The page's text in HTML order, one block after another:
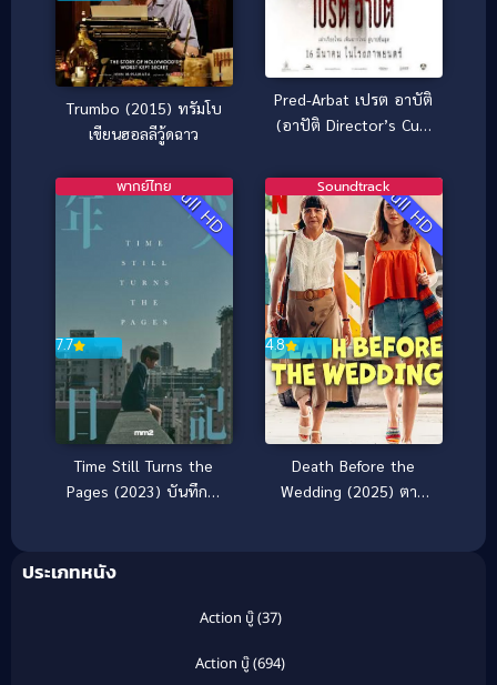
Trumbo (2015) ทรัมโบ
เขียนฮอลลีวู้ดฉาว
Pred-Arbat เปรต อาบัติ
(อาปัติ Director’s Cut)
Full HD
7.7
พากย์ไทย
Time Still Turns the
Pages (2023) บันทึกใจ
Full HD
4.8
Soundtrack
Death Before the
Wedding (2025) ตาย
ประเภทหนัง
Action บู๊(37)
Action บู๊(694)